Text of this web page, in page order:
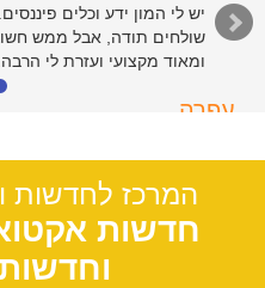
יש לי המון ידע וכלים
שולחים תודה, אבל ממש
ומאוד מקצועי ועזרת לי
עפרה
המרכז לחדשות
חדשות